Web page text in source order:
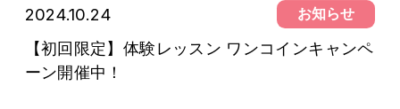
2024.10.24 お知らせ
【初回限定】体験レッスン ワンコインキャンペ
ーン開催中！